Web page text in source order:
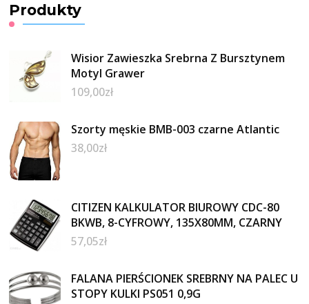
Produkty
Wisior Zawieszka Srebrna Z Bursztynem
Motyl Grawer
109,00zł
Szorty męskie BMB-003 czarne Atlantic
38,00zł
CITIZEN KALKULATOR BIUROWY CDC-80
BKWB, 8-CYFROWY, 135X80MM, CZARNY
57,05zł
FALANA PIERŚCIONEK SREBRNY NA PALEC U
STOPY KULKI PS051 0,9G